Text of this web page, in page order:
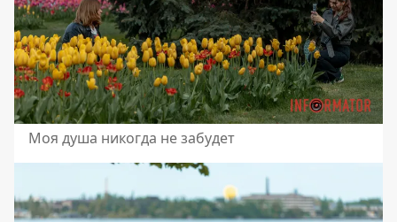
Моя душа никогда не забудет